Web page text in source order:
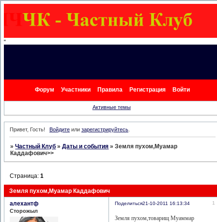
"
Форум Участники Правила Регистрация Войти
Активные темы
Привет, Гость! Войдитеили зарегистрируйтесь.
»Частный Клуб »Даты и события »Земля пухом,Муамар
Каддафович>>
Земля пухом,Муамар Каддафович
Страница:1
Поделиться 1
21-10-2011 16:13:34
алехантф
Сторожыл
Земля пухом,товарищ Муаммар